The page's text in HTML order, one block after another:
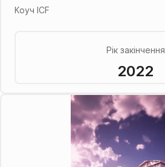
Коуч ICF
Рік закінчення
2022